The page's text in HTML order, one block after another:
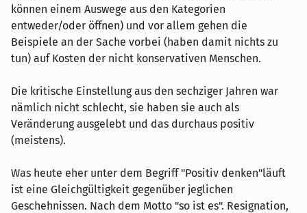
können einem Auswege aus den Kategorien
entweder/oder öffnen) und vor allem gehen die
Beispiele an der Sache vorbei (haben damit nichts zu
tun) auf Kosten der nicht konservativen Menschen.
Die kritische Einstellung aus den sechziger Jahren war
nämlich nicht schlecht, sie haben sie auch als
Veränderung ausgelebt und das durchaus positiv
(meistens).
Was heute eher unter dem Begriff "Positiv denken"läuft
ist eine Gleichgültigkeit gegenüber jeglichen
Geschehnissen. Nach dem Motto "so ist es". Resignation,